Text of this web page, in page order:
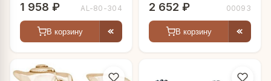
1 958 ₽ AL-80-304
В корзину
2 652 ₽ 00093
В корзину